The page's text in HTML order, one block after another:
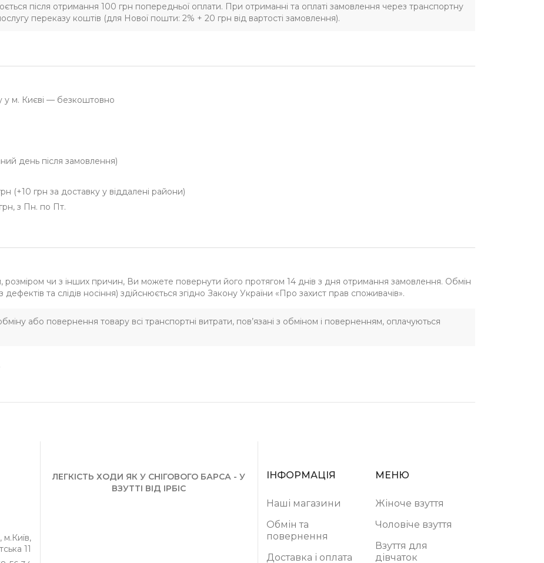
після отримання 100 грн попередньої оплати. При отриманні та оплаті замовлення через транспортну
переказу коштів (для Нової пошти: 2% + 20 грн від вартості замовлення).
у м. Києві — безкоштовно
день після замовлення)
(+10 грн за доставку у віддалені райони)
з Пн. по Пт.
чи з інших причин, Ви можете повернути його протягом 14 днів з дня отримання замовлення. Обмін
та слідів носіння) здійснюється згідно Закону України «Про захист прав споживачів».
або повернення товару всі транспортні витрати, пов’язані з обміном і поверненням, оплачуються
м.Київ,
11
ЛЕГКІСТЬ ХОДИ ЯК У СНІГОВОГО БАРСА - У
ВЗУТТІ ВІД ІРБІС
ІНФОРМАЦІЯ
Наші магазини
Обмін та
повернення
Доставка і оплата
МЕНЮ
Жіноче взуття
Чоловіче взуття
Взуття для
дівчаток